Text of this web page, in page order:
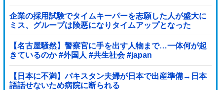
企業の採用試験でタイムキーパーを志願した人が盛大に
ミス、グループは険悪になりタイムアップとなった
が……
【名古屋騒然】警察官に手を出す人物まで…一体何が起
きているのか #外国人 #共生社会 #japan
【日本に不満】パキスタン夫婦が日本で出産準備→日本
語話せないため病院に断られる